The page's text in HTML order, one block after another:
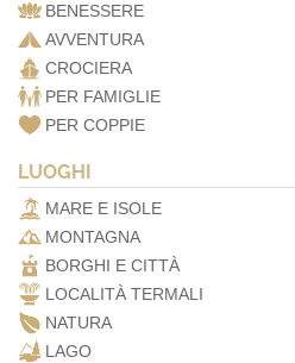
BENESSERE
AVVENTURA
CROCIERA
PER FAMIGLIE
PER COPPIE
LUOGHI
MARE E ISOLE
MONTAGNA
BORGHI E CITTÀ
LOCALITÀ TERMALI
NATURA
LAGO